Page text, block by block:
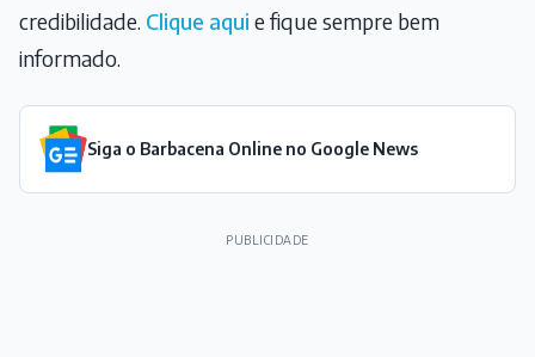
credibilidade. Clique aqui e fique sempre bem
informado.
Siga o Barbacena Online no Google News
PUBLICIDADE